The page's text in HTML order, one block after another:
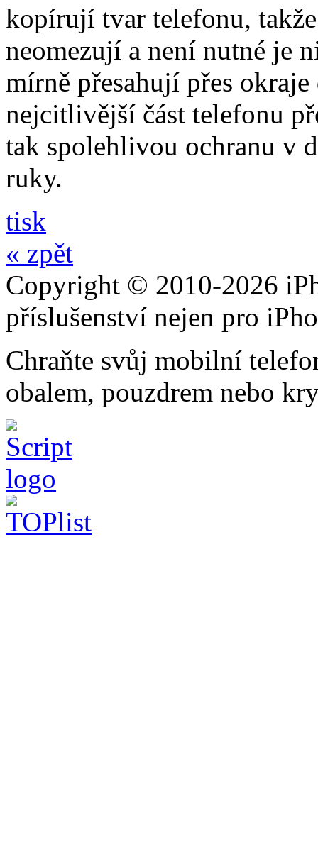
kopírují tvar telefonu,
neomezují a není nutné je
mírně přesahují přes
nejcitlivější část telefonu
tak spolehlivou ochranu v
ruky.
tisk
« zpět
Copyright © 2010-2026
příslušenství nejen pro
Chraňte svůj mobilní
obalem, pouzdrem nebo